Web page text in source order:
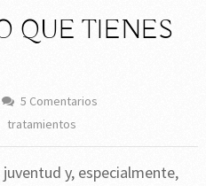
QUE TIENES
5 Comentarios
tratamientos
y, especialmente,